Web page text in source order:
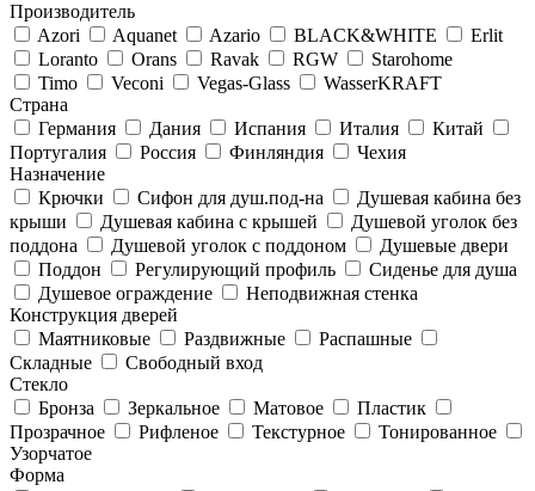
Производитель
Azori
Aquanet Azario BLACK&WHITE
Erlit
Loranto
Orans Ravak RGW
Starohome
Timo
Veconi Vegas-Glass
WasserKRAFT
Страна
Германия
Дания Испания Италия
Китай
Португалия
Россия Финляндия
Чехия
Назначение
Крючки
Сифон для душ.под-на
Душевая кабина без
крыши
Душевая кабина с крышей
Душевой уголок без
поддона
Душевой уголок с поддоном
Душевые двери
Поддон
Регулирующий профиль
Сиденье для душа
Душевое ограждение
Неподвижная стенка
Конструкция дверей
Маятниковые
Раздвижные
Распашные
Складные
Свободный вход
Стекло
Бронза
Зеркальное Матовое
Пластик
Прозрачное
Рифленое Текстурное
Тонированное
Узорчатое
Форма